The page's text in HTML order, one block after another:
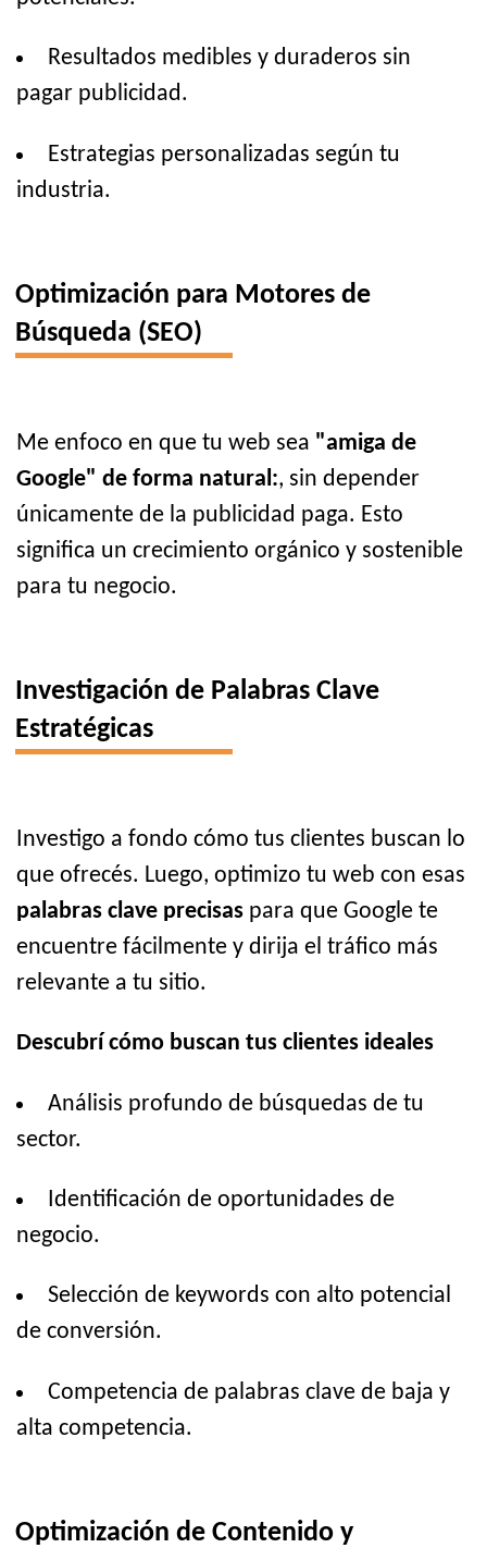
Resultados medibles y duraderos sin
pagar publicidad.
Estrategias personalizadas según tu
industria.
Optimización para Motores de
Búsqueda (SEO)
Me enfoco en que tu web sea "amiga de
Google" de forma natural:, sin depender
únicamente de la publicidad paga. Esto
significa un crecimiento orgánico y sostenible
para tu negocio.
Investigación de Palabras Clave
Estratégicas
Investigo a fondo cómo tus clientes buscan lo
que ofrecés. Luego, optimizo tu web con esas
palabras clave precisas para que Google te
encuentre fácilmente y dirija el tráfico más
relevante a tu sitio.
Descubrí cómo buscan tus clientes ideales
Análisis profundo de búsquedas de tu
sector.
Identificación de oportunidades de
negocio.
Selección de keywords con alto potencial
de conversión.
Competencia de palabras clave de baja y
alta competencia.
Optimización de Contenido y